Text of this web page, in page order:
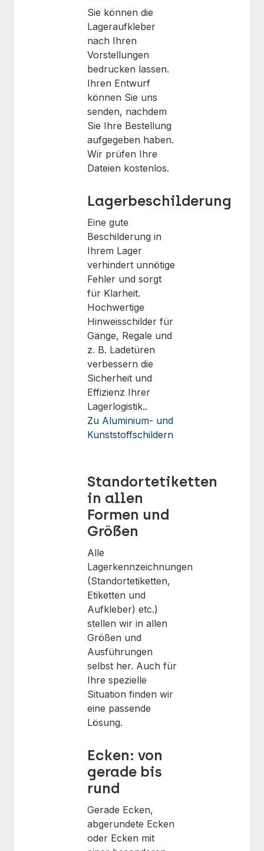
Sie können die
Lageraufkleber
nach Ihren
Vorstellungen
bedrucken lassen.
Ihren Entwurf
können Sie uns
senden, nachdem
Sie Ihre Bestellung
aufgegeben haben.
Wir prüfen Ihre
Dateien kostenlos.
Lagerbeschilderung
Eine gute
Beschilderung in
Ihrem Lager
verhindert unnötige
Fehler und sorgt
für Klarheit.
Hochwertige
Hinweisschilder für
Gänge, Regale und
z. B. Ladetüren
verbessern die
Sicherheit und
Effizienz Ihrer
Lagerlogistik..
Zu Aluminium- und
Kunststoffschildern
Standortetiketten
in allen
Formen und
Größen
Alle
Lagerkennzeichnungen
(Standortetiketten,
Etiketten und
Aufkleber) etc.)
stellen wir in allen
Größen und
Ausführungen
selbst her. Auch für
Ihre spezielle
Situation finden wir
eine passende
Lösung.
Ecken: von
gerade bis
rund
Gerade Ecken,
abgerundete Ecken
oder Ecken mit